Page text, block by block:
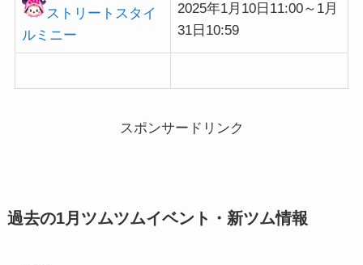
ストリートスタイ
ルミニー
2025年1月10日11:00～1月
31日10:59
スポンサードリンク
過去の1月ツムツムイベント・新ツム情報